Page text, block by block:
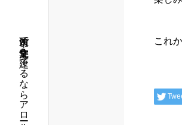
筑西市で注文住宅を建てるならアロー住建 これ